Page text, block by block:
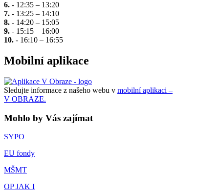
6. - 12:35 – 13:20
7. - 13:25 – 14:10
8. - 14:20 – 15:05
9. - 15:15 – 16:00
10. - 16:10 – 16:55
Mobilní aplikace
Sledujte informace z našeho webu v mobilní aplikaci –
V OBRAZE.
Mohlo by Vás zajímat
SYPO
EU fondy
MŠMT
OP JAK I